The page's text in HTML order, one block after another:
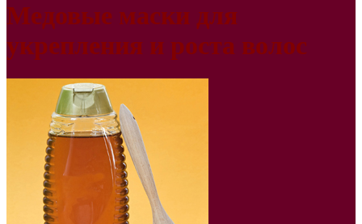
Медовые маски для
укрепления и роста волос